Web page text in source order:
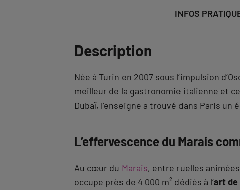
INFOS
Description
Née à Turin en 2007 sous l’impulsion
meilleur de la gastronomie italienne et
Dubaï, l’enseigne a trouvé dans Paris
L’effervescence du Marais
Au cœur du Marais, entre ruelles
occupe près de 4 000 m² dédiés à l’art